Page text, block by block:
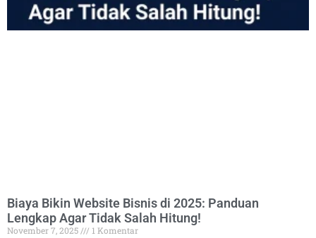
Biaya Bikin Website Bisnis di 2025: Panduan
Lengkap Agar Tidak Salah Hitung!
November 7, 2025
1 Komentar